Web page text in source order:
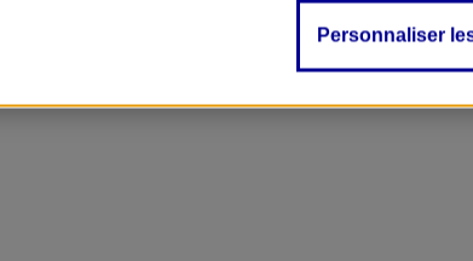
Personnaliser